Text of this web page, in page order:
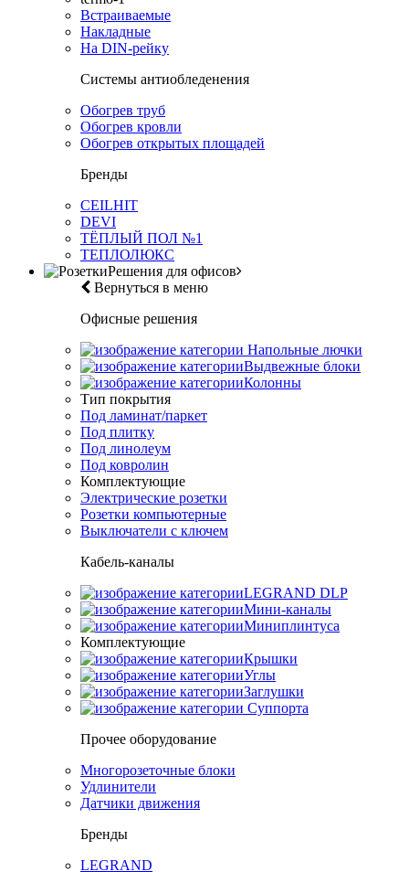
Встраиваемые
Накладные
На DIN-рейку
Системы антиобледенения
Обогрев труб
Обогрев кровли
Обогрев открытых площадей
Бренды
CEILHIT
DEVI
ТЁПЛЫЙ ПОЛ №1
ТЕПЛОЛЮКС
Решения для офисов
Вернуться в меню
Офисные решения
Напольные лючки
Выдвежные блоки
Колонны
Тип покрытия
Под ламинат/паркет
Под плитку
Под линолеум
Под ковролин
Комплектующие
Электрические розетки
Розетки компьютерные
Выключатели с ключем
Кабель-каналы
LEGRAND DLP
Мини-каналы
Миниплинтуса
Комплектующие
Крышки
Углы
Заглушки
Суппорта
Прочее оборудование
Многорозеточные блоки
Удлинители
Датчики движения
Бренды
LEGRAND